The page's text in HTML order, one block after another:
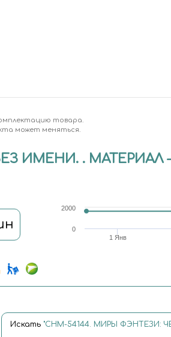
товара.
может меняться.
ИМЕНИ. . МАТЕРИАЛ
1 Янв
0
2000
Искать "CHM-54144. МИРЫ ФЭНТЕЗИ: